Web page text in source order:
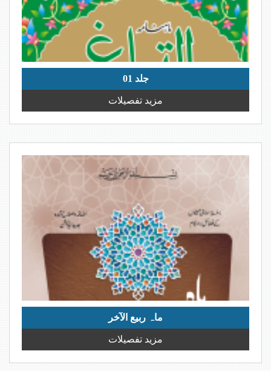
جلد 01
مزید تفصیلات
ماہ ربیع الآخر
مزید تفصیلات